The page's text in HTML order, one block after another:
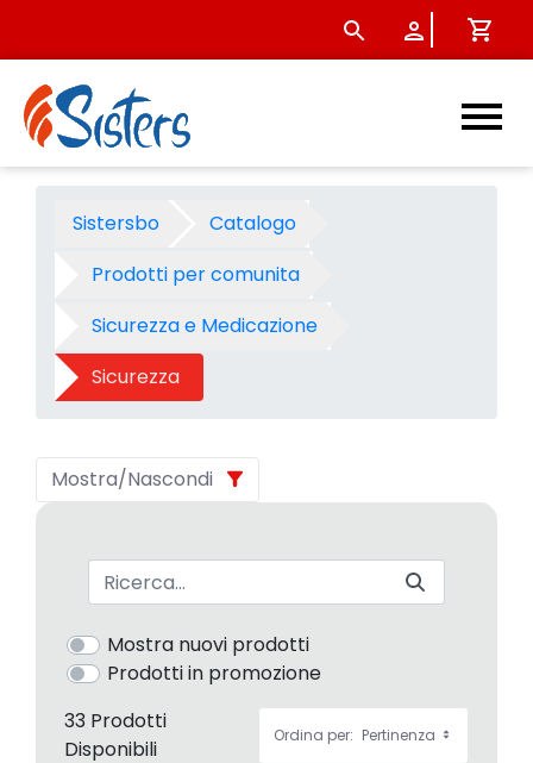
Sicurezza - Categoria -
Sistersbo
Catalogo
Prodotti per comunita
Sicurezza e Medicazione
Sicurezza
Mostra/Nascondi
Barra di ricerca
Mostra nuovi prodotti
Prodotti in promozione
33 Prodotti
Disponibili
Ordina per: Pertinenza